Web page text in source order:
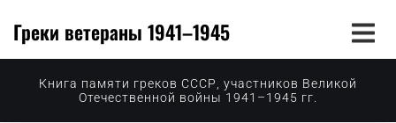
Греки ветераны 1941–1945
Книга памяти греков СССР, участников Великой
Отечественной войны 1941–1945 гг.